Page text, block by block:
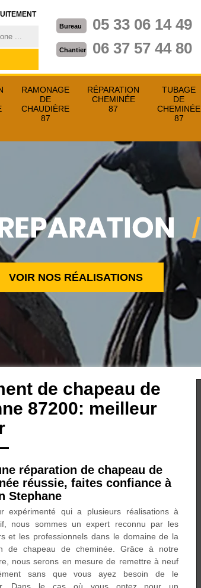
Bureau 05 33 06 14 49
Chantier 06 37 57 44 80
RAMONAGE
DE
CHAUDIÈRE
87
RÉPARATION
CHEMINÉE
87
TUBAGE
DE
CHEMINÉE
87
VOIR NOS RÉALISATIONS
de chapeau de
87200: meilleur
réparation de chapeau de
réussie, faites confiance à
Stephane
expérimenté qui a plusieurs réalisations à
nous sommes un expert reconnu par les
et les professionnels dans le domaine de la
de chapeau de cheminée. Grâce à notre
nous serons en mesure de remettre à neuf
sans que vous ayez besoin de le